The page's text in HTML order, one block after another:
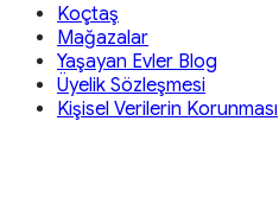
Koçtaş
Mağazalar
Yaşayan Evler Blog
Üyelik Sözleşmesi
Kişisel Verilerin Korunması